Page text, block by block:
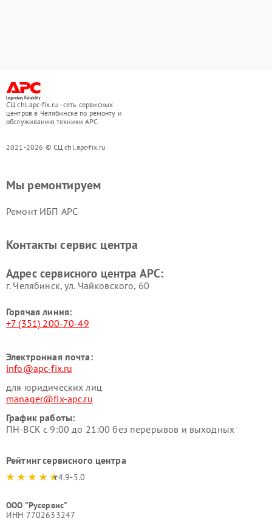
СЦ chl.apc-fix.ru - сеть сервисных
центров в Челябинске по ремонту и
обслуживанию техники APC
2021-2026 © СЦ chl.apc-fix.ru
Мы ремонтируем
Ремонт ИБП APC
Контакты сервис центра
Адрес сервисного центра APC:
г. Челябинск, ул. Чайковского, 60
Горячая линия:
+7 (351) 200-70-49
Электронная почта:
info@apc-fix.ru
для юридических лиц
manager@fix-apc.ru
График работы:
ПН-ВСК с 9:00 до 21:00 без перерывов и выходных
Рейтинг сервисного центра
4.9-5.0
ООО "Русервис"
ИНН 7702633247